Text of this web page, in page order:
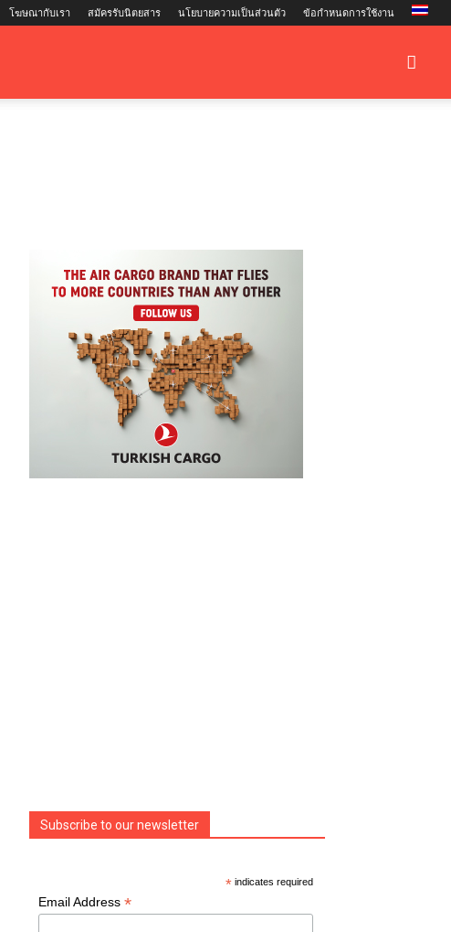
โฆษณากับเรา สมัครรับนิตยสาร นโยบายความเป็นส่วนตัว ข้อกำหนดการใช้งาน
Subscribe to our newsletter
* indicates required
Email Address *